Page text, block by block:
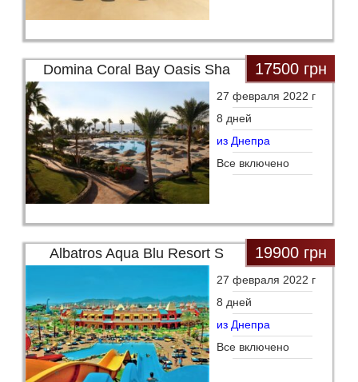
Domina Coral Bay Oasis Sha 17500 грн
27 февраля 2022 г
8 дней
из Днепра
Все включено
Albatros Aqua Blu Resort S 19900 грн
27 февраля 2022 г
8 дней
из Днепра
Все включено